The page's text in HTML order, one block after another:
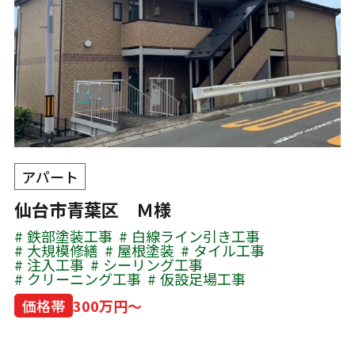
アパート
仙台市青葉区 Ｍ様
鉄部塗装工事 白線ライン引き工事
大規模修繕 屋根塗装 タイル工事
注入工事 シーリング工事
クリーニング工事
仮設足場工事
価格帯 300万円～